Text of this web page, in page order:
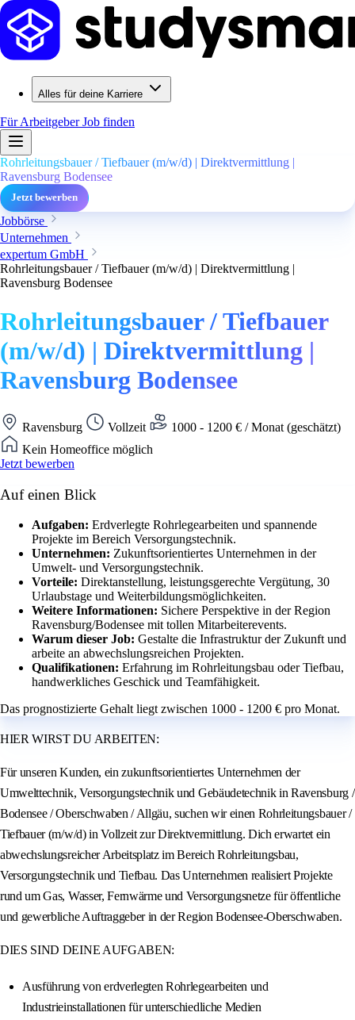
Alles für deine Karriere
Für ArbeitgeberJob finden
Rohrleitungsbauer / Tiefbauer (m/w/d) | Direktvermittlung |
Ravensburg Bodensee
Jetzt bewerben
Jobbörse
Unternehmen
expertum GmbH
Rohrleitungsbauer / Tiefbauer (m/w/d) | Direktvermittlung |
Ravensburg Bodensee
Rohrleitungsbauer / Tiefbauer
(m/w/d) | Direktvermittlung |
Ravensburg Bodensee
Ravensburg Vollzeit
1000 - 1200 € / Monat (geschätzt)
Kein Homeoffice möglich
Jetzt bewerben
Auf einen Blick
Aufgaben: Erdverlegte Rohrlegearbeiten und spannende
Projekte im Bereich Versorgungstechnik.
Unternehmen: Zukunftsorientiertes Unternehmen in der
Umwelt- und Versorgungstechnik.
Vorteile: Direktanstellung, leistungsgerechte Vergütung, 30
Urlaubstage und Weiterbildungsmöglichkeiten.
Weitere Informationen: Sichere Perspektive in der Region
Ravensburg/Bodensee mit tollen Mitarbeiterevents.
Warum dieser Job: Gestalte die Infrastruktur der Zukunft und
arbeite an abwechslungsreichen Projekten.
Qualifikationen: Erfahrung im Rohrleitungsbau oder Tiefbau,
handwerkliches Geschick und Teamfähigkeit.
Das prognostizierte Gehalt liegt zwischen 1000 - 1200 € pro Monat.
HIER WIRST DU ARBEITEN:
Für unseren Kunden, ein zukunftsorientiertes Unternehmen der
Umwelttechnik, Versorgungstechnik und Gebäudetechnik in Ravensburg /
Bodensee / Oberschwaben / Allgäu, suchen wir einen Rohrleitungsbauer /
Tiefbauer (m/w/d) in Vollzeit zur Direktvermittlung. Dich erwartet ein
abwechslungsreicher Arbeitsplatz im Bereich Rohrleitungsbau,
Versorgungstechnik und Tiefbau. Das Unternehmen realisiert Projekte
rund um Gas, Wasser, Fernwärme und Versorgungsnetze für öffentliche
und gewerbliche Auftraggeber in der Region Bodensee-Oberschwaben.
DIES SIND DEINE AUFGABEN:
Ausführung von erdverlegten Rohrlegearbeiten und
Industrieinstallationen für unterschiedliche Medien